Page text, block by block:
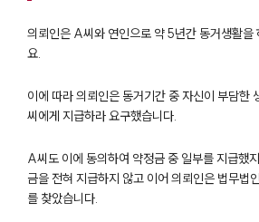
의뢰인은 A씨와 연인으로 약 5년간 동거생활을
요.
이에 따라 의뢰인은 동거기간 중 자신이 부담한
씨에게 지급하라 요구했습니다.
A씨도 이에 동의하여 약정금 중 일부를 지급했
금을 전혀 지급하지 않고 이어 의뢰인은 법무법
를 찾았습니다.